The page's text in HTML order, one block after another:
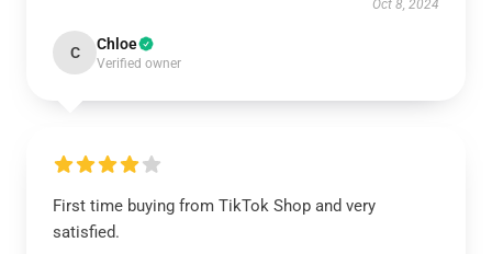
Oct 8, 2024
C Chloe
Verified owner
First time buying from TikTok Shop and very
satisfied.